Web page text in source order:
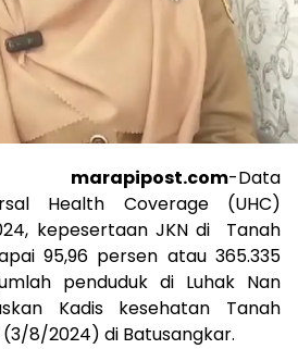
marapipost.com-Data
Health Coverage (UHC)
kepesertaan JKN di Tanah
95,96 persen atau 365.335
penduduk di Luhak Nan
Kadis kesehatan Tanah
8/2024) di Batusangkar.